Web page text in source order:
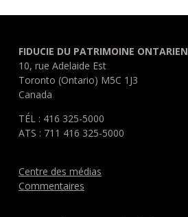
FIDUCIE DU PATRIMOINE ONTARIEN
10, rue Adelaide Est
Toronto (Ontario) M5C 1J3
Canada
TÉL : 416 325-5000
ATS : 711 416 325-5000
Centre des médias
Commentaires